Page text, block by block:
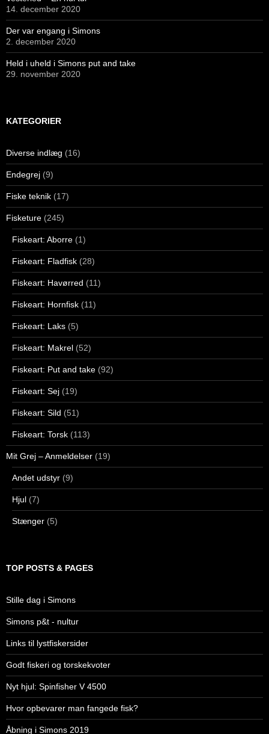
14. december 2020
Der var engang i Simons
2. december 2020
Held i uheld i Simons put and take
29. november 2020
KATEGORIER
Diverse indlæg (16)
Endegrej (9)
Fiske teknik (17)
Fisketure (245)
Fiskeart: Aborre (1)
Fiskeart: Fladfisk (28)
Fiskeart: Havørred (11)
Fiskeart: Hornfisk (11)
Fiskeart: Laks (5)
Fiskeart: Makrel (52)
Fiskeart: Put and take (92)
Fiskeart: Sej (19)
Fiskeart: Sild (51)
Fiskeart: Torsk (113)
Mit Grej – Anmeldelser (19)
Andet udstyr (9)
Hjul (7)
Stænger (5)
TOP POSTS & PAGES
Stille dag i Simons
Simons p&t - nultur
Links til lystfiskersider
Godt fiskeri og torskekvoter
Nyt hjul: Spinfisher V 4500
Hvor opbevarer man fangede fisk?
Åbning i Simons 2019